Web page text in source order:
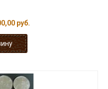
руб.